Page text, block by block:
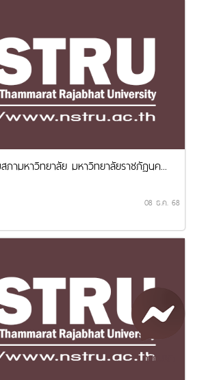
ภามหาวิทยาลัย มหาวิทยาลัยราชภัฏนค...
08 ธ.ค. 68
คุยกับเรา